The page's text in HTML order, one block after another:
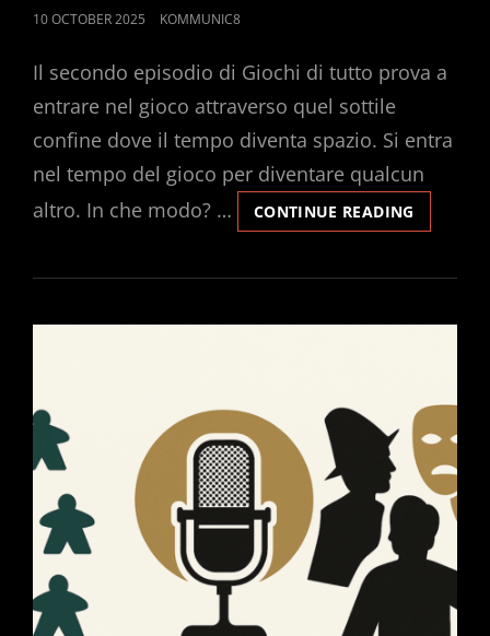
POSTED
10 OCTOBER 2025 KOMMUNIC8
Il secondo episodio di Giochi di tutto prova a
entrare nel gioco attraverso quel sottile
confine dove il tempo diventa spazio. Si entra
nel tempo del gioco per diventare qualcun
altro. In che modo? …
CONTINUE READING
DESERTO
SULLO